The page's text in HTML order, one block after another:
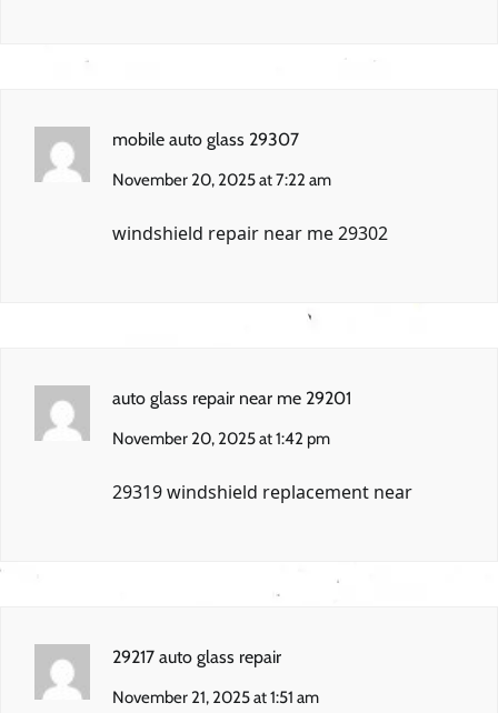
mobile auto glass 29307
November 20, 2025 at 7:22 am
windshield repair near me 29302
auto glass repair near me 29201
November 20, 2025 at 1:42 pm
29319 windshield replacement near
29217 auto glass repair
November 21, 2025 at 1:51 am